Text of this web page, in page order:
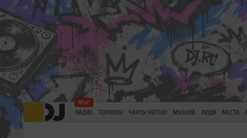
РАДИО TOP100DJ ЧАРТЫ HOT100 МУЗЫКА ЛЮДИ МЕСТА